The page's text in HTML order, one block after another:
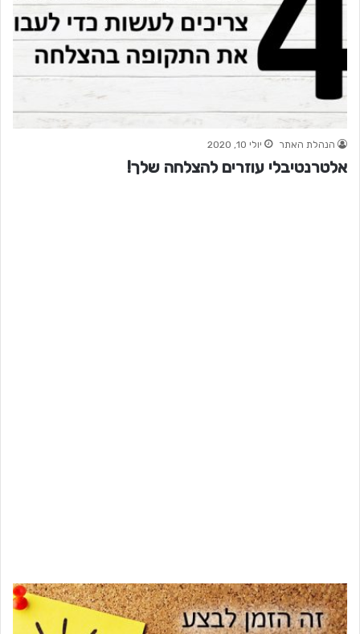
הנהלת האתר יולי 10, 2020
אלטרנטיבלי עוזרים להצלחה שלך!